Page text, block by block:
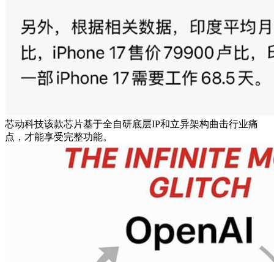
芯动科技该款芯片基于全自研底层IP和立异架构曲击行业痛
点，才能享受完整功能。